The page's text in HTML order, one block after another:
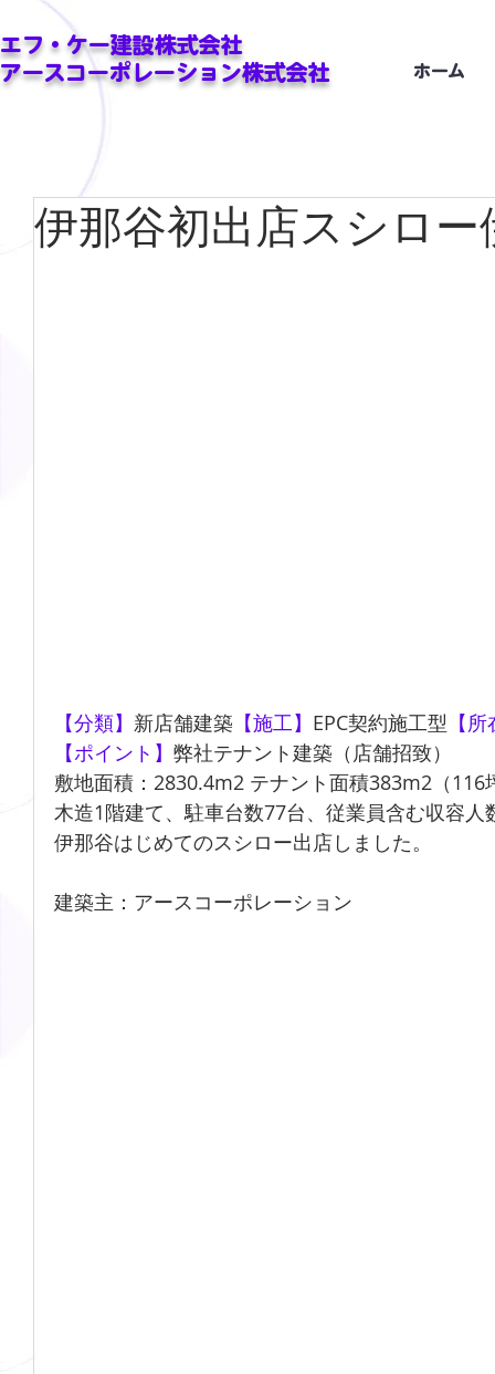
エフ・ケー建設株式会社
アースコーポレーション株式会社
ホーム
伊那谷初出店スシロー
【分類】 新店舗建築 【施工】 EPC契約施工型 【
【ポイント】 弊社テナント建築（店舗招致）
敷地面積：2830.4m2 テナント面積383m2（116
木造1階建て、駐車台数77台、従業員含む収容
伊那谷はじめてのスシロー出店しました。
建築主：アースコーポレーション